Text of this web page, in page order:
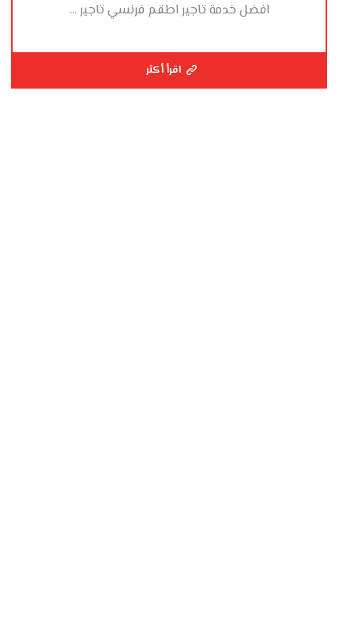
افضل خدمة تاجير اطقم فرنسي تاجير ...
اقرأ أكثر